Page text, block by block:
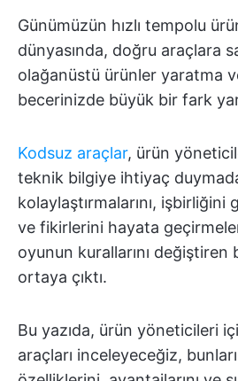
Günümüzün hızlı tempolu
dünyasında, doğru araçlara
olağanüstü ürünler yaratma
becerinizde büyük bir fark
Kodsuz araçlar, ürün
teknik bilgiye ihtiyaç
kolaylaştırmalarını, işbirliğini
ve fikirlerini hayata
oyunun kurallarını değiştiren
ortaya çıktı.
Bu yazıda, ürün yöneticileri
araçları inceleyeceğiz,